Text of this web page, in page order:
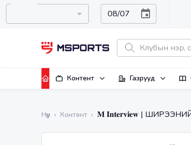
Контент Газрууд
Нүүр › Контент › 𝐌 𝐈𝐧𝐭𝐞𝐫𝐯𝐢𝐞𝐰 |